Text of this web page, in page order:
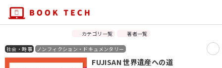
カテゴリ一覧 著者一覧
社会・時事 ノンフィクション・ドキュメンタリー
FUJISAN 世界遺産への道